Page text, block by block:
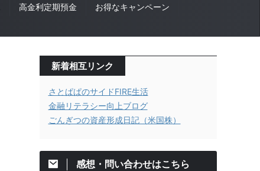
高金利定期預金
お得なキャンペーン
新着相互リンク
さとぱぱのサイドFIRE生活
金融リテラシー向上ブログ
ごんぎつの資産形成日記（米国株）
感想・問い合わせはこちら